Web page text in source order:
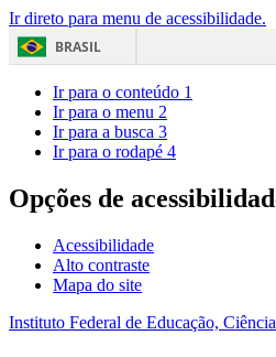
Ir direto para menu de acessibilidade.
BRASIL
Ir para o conteúdo 1
Ir para o menu 2
Ir para a busca 3
Ir para o rodapé 4
Opções de
Acessibilidade
Alto contraste
Mapa do site
Instituto Federal de Educação,